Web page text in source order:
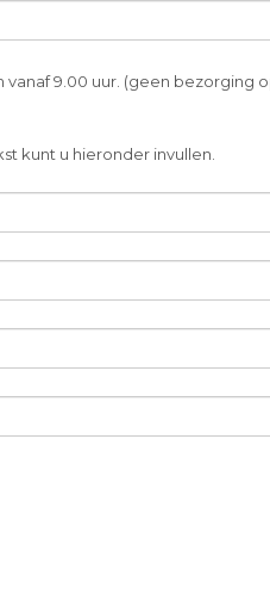
vanaf 9.00 uur. (geen bezorging
kunt u hieronder invullen.